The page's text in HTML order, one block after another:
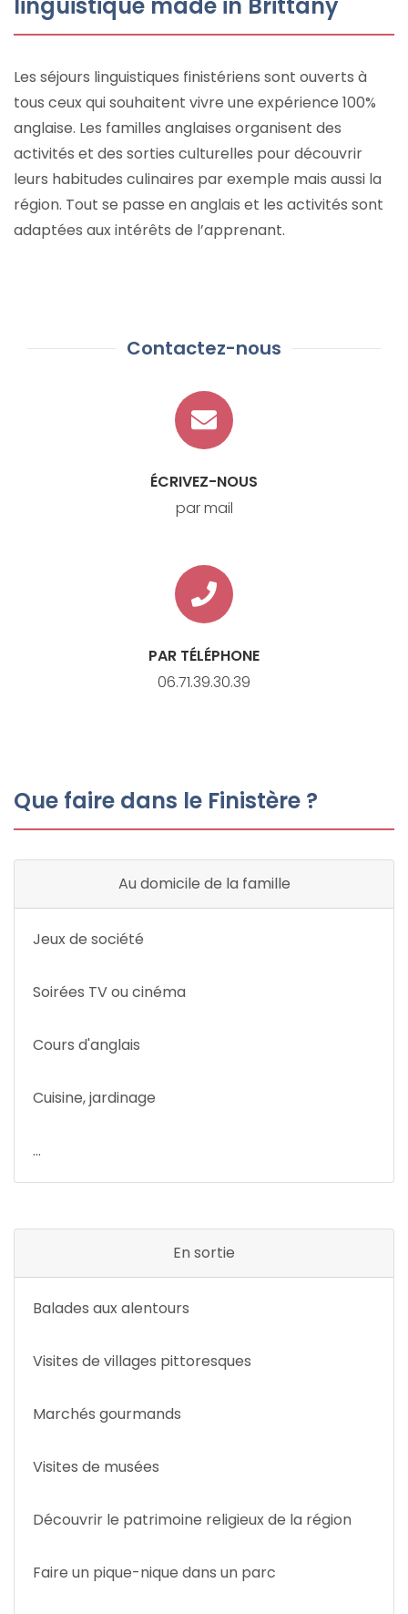
Les séjours linguistiques finistériens sont ouverts à
tous ceux qui souhaitent vivre une expérience 100%
anglaise. Les familles anglaises organisent des
activités et des sorties culturelles pour découvrir
leurs habitudes culinaires par exemple mais aussi la
région. Tout se passe en anglais et les activités sont
adaptées aux intérêts de l’apprenant.
Contactez-nous
ÉCRIVEZ-NOUS
par mail
PAR TÉLÉPHONE
06.71.39.30.39
Que faire dans le Finistère ?
Au domicile de la famille
Jeux de société
Soirées TV ou cinéma
Cours d'anglais
Cuisine, jardinage
...
En sortie
Balades aux alentours
Visites de villages pittoresques
Marchés gourmands
Visites de musées
Découvrir le patrimoine religieux de la région
Faire un pique-nique dans un parc